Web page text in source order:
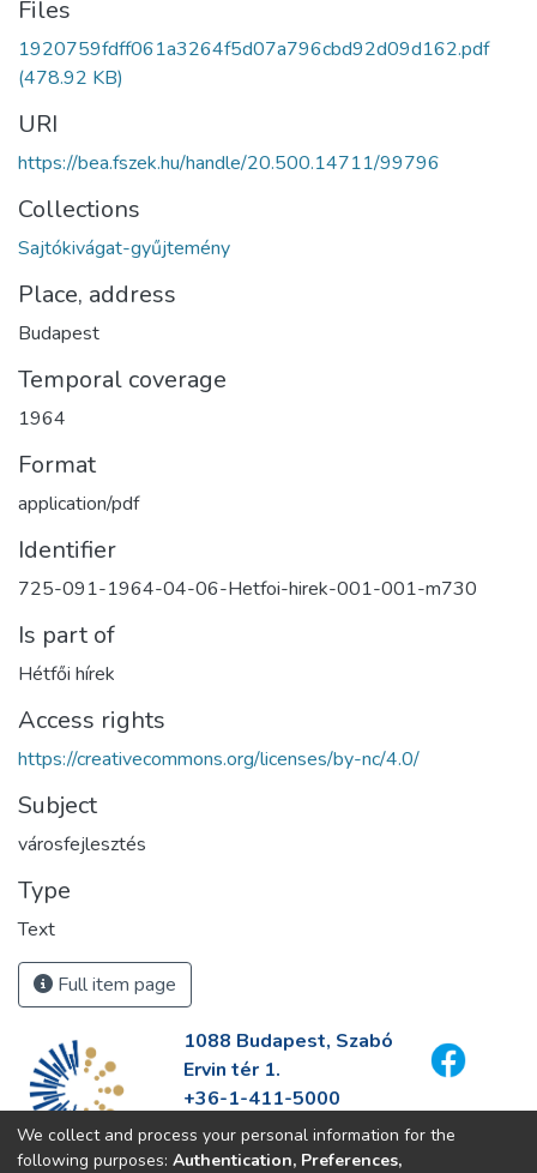
Files
1920759fdff061a3264f5d07a796cbd92d09d162.pdf
(478.92 KB)
URI
https://bea.fszek.hu/handle/20.500.14711/99796
Collections
Sajtókivágat-gyűjtemény
Place, address
Budapest
Temporal coverage
1964
Format
application/pdf
Identifier
725-091-1964-04-06-Hetfoi-hirek-001-001-m730
Is part of
Hétfői hírek
Access rights
https://creativecommons.org/licenses/by-nc/4.0/
Subject
városfejlesztés
Type
Text
Full item page
1088 Budapest, Szabó
Ervin tér 1.
+36-1-411-5000
info@fszek.hu
https://fszek.hu
We collect and process your personal information for the
following purposes: Authentication, Preferences,